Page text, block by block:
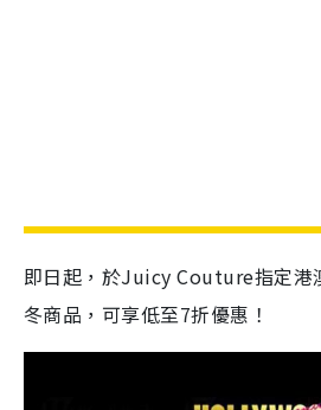
即日起，於Juicy Couture指定港
冬商品，可享低至7折優惠！